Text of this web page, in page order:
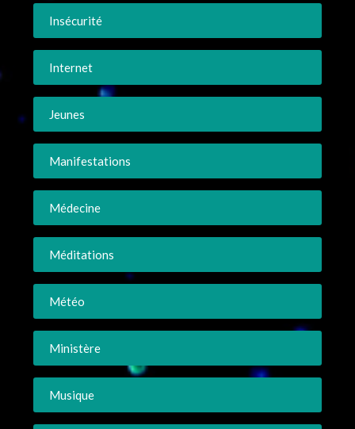
Insécurité
Internet
Jeunes
Manifestations
Médecine
Méditations
Météo
Ministère
Musique